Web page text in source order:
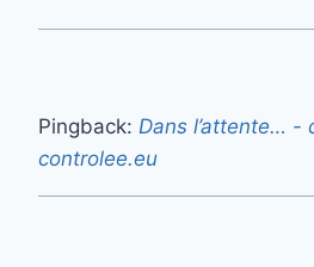
Pingback: Dans l’attente… -
controlee.eu